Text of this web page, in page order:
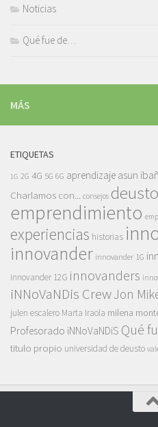
Noticias
Qué fue de…
MÁS
ETIQUETAS
1G 2G 4G 5G 6G aprendizaje asun
Charlamos con... consejos deusto
emprendimiento
experiencias historias
innovander innovander 1G
innovander 12G innovanders
iNNoVaNDis CrewJon
julen escalero Marta Iraola milena
Profesorado iNNoVaNDiS Qué
titulo propio universidad de deusto